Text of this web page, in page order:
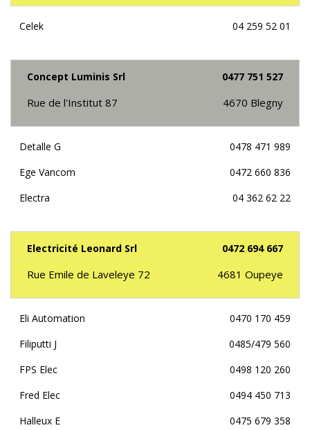
Celek 04 259 52 01
Concept Luminis Srl 0477 751 527
Rue de l'Institut 87 4670 Blegny
Detalle G
0478 471 989
Ege Vancom
0472 660 836
Electra
04 362 62 22
Electricité Leonard Srl 0472 694 667
Rue Emile de Laveleye 72 4681 Oupeye
Eli Automation
0470 170 459
Filiputti J
0485/479 560
FPS Elec
0498 120 260
Fred Elec
0494 450 713
Halleux E
0475 679 358